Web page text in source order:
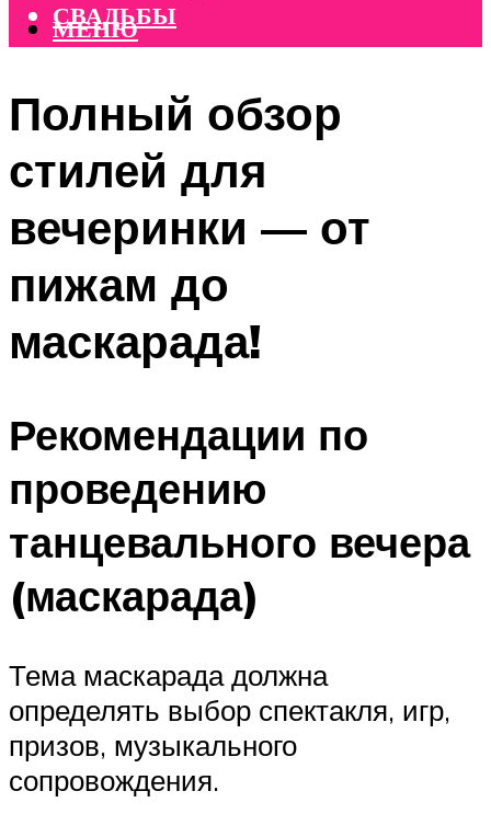
СВАДЬБЫ
МЕНЮ
Полный обзор
стилей для
вечеринки — от
пижам до
маскарада!
Рекомендации по
проведению
танцевального вечера
(маскарада)
Тема маскарада должна
определять выбор спектакля, игр,
призов, музыкального
сопровождения.